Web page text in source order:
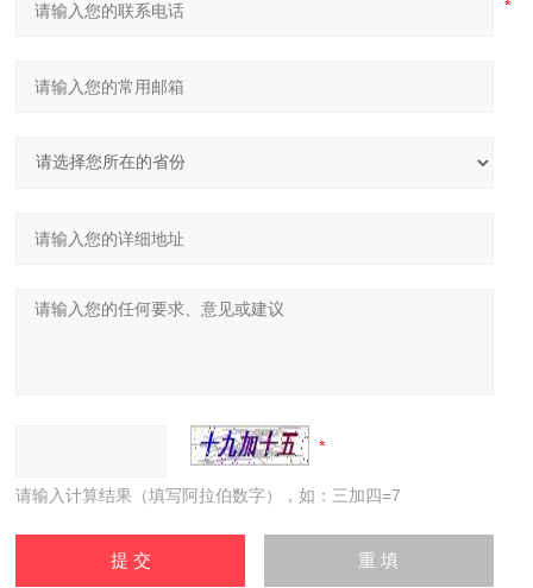
请输入计算结果（填写阿拉伯数字），如：三加四=7